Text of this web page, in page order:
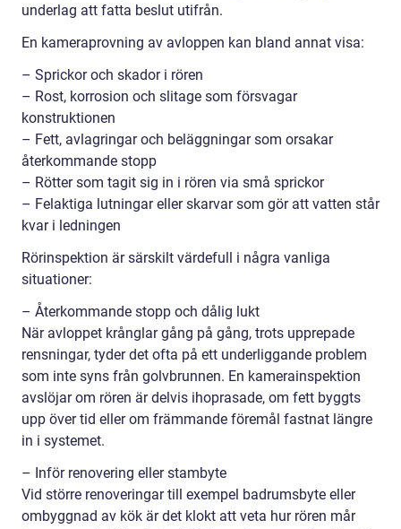
underlag att fatta beslut utifrån.
En kameraprovning av avloppen kan bland annat visa:
– Sprickor och skador i rören
– Rost, korrosion och slitage som försvagar
konstruktionen
– Fett, avlagringar och beläggningar som orsakar
återkommande stopp
– Rötter som tagit sig in i rören via små sprickor
– Felaktiga lutningar eller skarvar som gör att vatten står
kvar i ledningen
Rörinspektion är särskilt värdefull i några vanliga
situationer:
– Återkommande stopp och dålig lukt
När avloppet krånglar gång på gång, trots upprepade
rensningar, tyder det ofta på ett underliggande problem
som inte syns från golvbrunnen. En kamerainspektion
avslöjar om rören är delvis ihoprasade, om fett byggts
upp över tid eller om främmande föremål fastnat längre
in i systemet.
– Inför renovering eller stambyte
Vid större renoveringar till exempel badrumsbyte eller
ombyggnad av kök är det klokt att veta hur rören mår